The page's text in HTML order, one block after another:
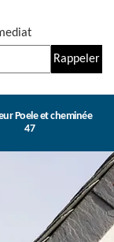
Poele et cheminée
47